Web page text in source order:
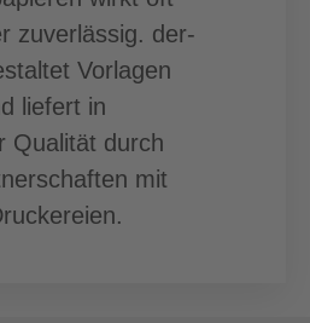
zuverlässig. der-
Vorlagen
liefert in
Qualität durch
mit